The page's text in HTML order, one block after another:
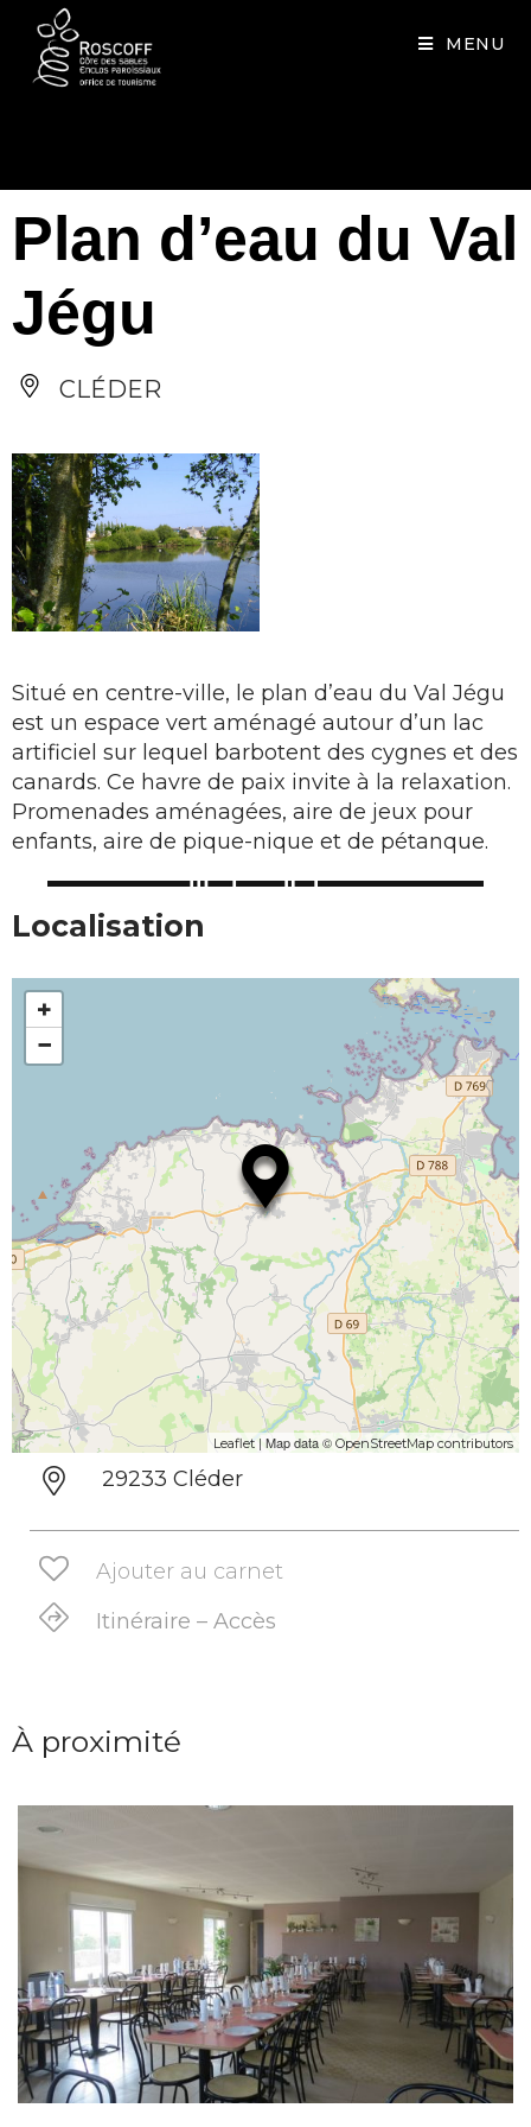
MENU
Plan d’eau du Val
Jégu
CLÉDER
Situé en centre-ville, le plan d’eau du Val Jégu
est un espace vert aménagé autour d’un lac
artificiel sur lequel barbotent des cygnes et des
canards. Ce havre de paix invite à la relaxation.
Promenades aménagées, aire de jeux pour
enfants, aire de pique-nique et de pétanque.
Localisation
+
−
Leaflet | Map data © OpenStreetMap contributors
29233 Cléder
Ajouter au carnet
Itinéraire – Accès
À proximité
Cookies management panel